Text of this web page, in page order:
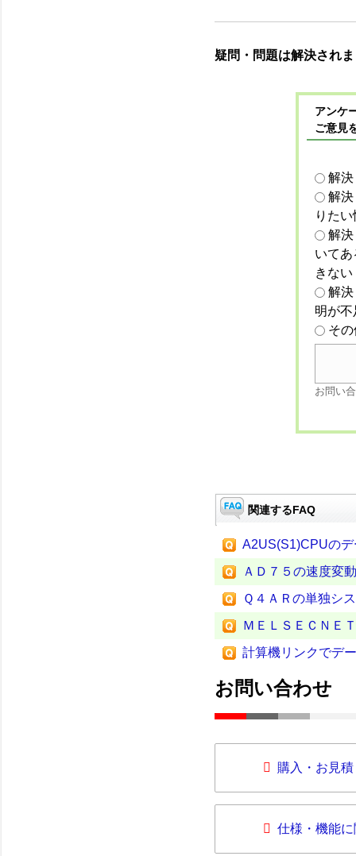
疑問・問題は解決され
アンケ
ご意見
解
解
りた
解
いて
きない
解
明が
そ
お問い
関連するFAQ
A2US(S1)CPUの
ＡＤ７５の速度変
Ｑ４ＡＲの単独シ
ＭＥＬＳＥＣＮＥ
計算機リンクでデ
お問い合わせ
購入・お見
仕様・機能